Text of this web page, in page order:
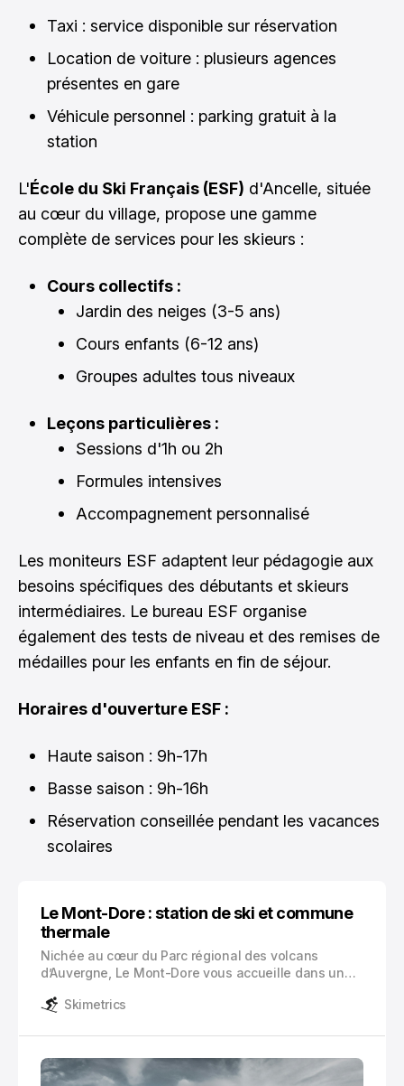
Taxi : service disponible sur réservation
Location de voiture : plusieurs agences
présentes en gare
Véhicule personnel : parking gratuit à la
station
L'École du Ski Français (ESF) d'Ancelle, située
au cœur du village, propose une gamme
complète de services pour les skieurs :
Cours collectifs :
Jardin des neiges (3-5 ans)
Cours enfants (6-12 ans)
Groupes adultes tous niveaux
Leçons particulières :
Sessions d'1h ou 2h
Formules intensives
Accompagnement personnalisé
Les moniteurs ESF adaptent leur pédagogie aux
besoins spécifiques des débutants et skieurs
intermédiaires. Le bureau ESF organise
également des tests de niveau et des remises de
médailles pour les enfants en fin de séjour.
Horaires d'ouverture ESF :
Haute saison : 9h-17h
Basse saison : 9h-16h
Réservation conseillée pendant les vacances
scolaires
Le Mont-Dore : station de ski et commune
thermale
Nichée au cœur du Parc régional des volcans
d’Auvergne, Le Mont-Dore vous accueille dans un
emblématique du Massif Central, située dans le
Alpes, abrite une population de 1 278 habitants.
Skimetrics